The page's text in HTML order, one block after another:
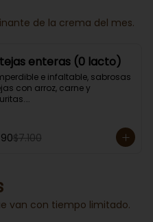
de la crema del mes.
enteras (0 lacto)
e infaltable, sabrosas
con arroz, carne y
$7.100
van con tiempo limitado.